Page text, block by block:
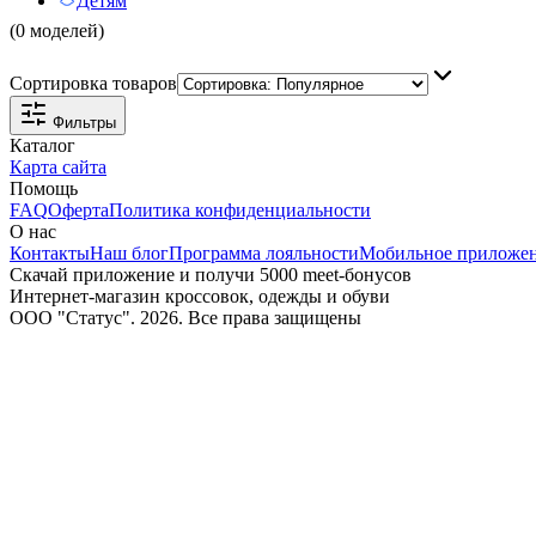
(0 моделей)
Сортировка товаров
Фильтры
Каталог
Карта сайта
Помощь
FAQОфертаПолитика конфиденциальности
О нас
КонтактыНаш блогПрограмма лояльностиМобильное
Скачай приложение и получи 5000 meet-бонусов
Интернет-магазин кроссовок, одежды и обуви
ООО "Статус". 2026. Все права защищены